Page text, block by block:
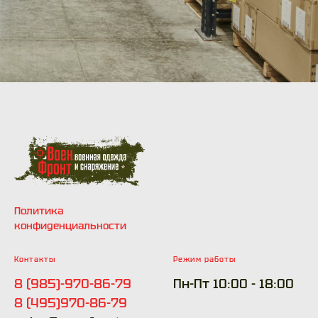
Краснодар, Сочи, Киров, Тюмень,
Пермь, Ярославль, Ижевск,
Курган, Петрозаводск, Вологда,
Архангельск, Барнаул, Кемерово,
Томск, Иркутск, Красногорск,
Подольск, Балашиха.
Политика
конфиденциальности
Контакты
8 (985)-970-86-79
8 (495)970-86-79
Режим работы
Пн-Пт 10:00 - 18:00